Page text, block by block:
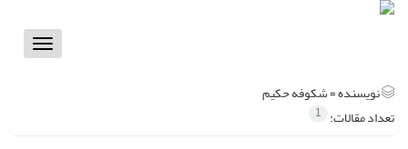
Toggle
نویسنده =شکوفه حکیم
تعداد مقالات: 1